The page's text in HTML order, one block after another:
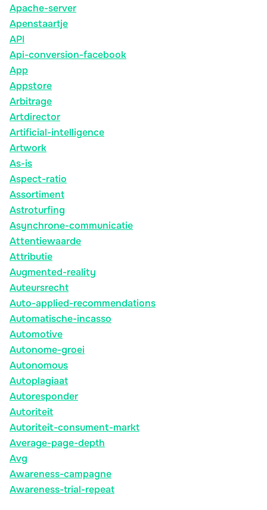
Apache-server
Apenstaartje
API
Api-conversion-facebook
App
Appstore
Arbitrage
Artdirector
Artificial-intelligence
Artwork
As-is
Aspect-ratio
Assortiment
Astroturfing
Asynchrone-communicatie
Attentiewaarde
Attributie
Augmented-reality
Auteursrecht
Auto-applied-recommendations
Automatische-incasso
Automotive
Autonome-groei
Autonomous
Autoplagiaat
Autoresponder
Autoriteit
Autoriteit-consument-markt
Average-page-depth
Avg
Awareness-campagne
Awareness-trial-repeat